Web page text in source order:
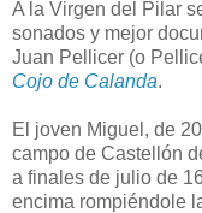
A la Virgen del Pilar
sonados y mejor
Juan Pellicer (o
Cojo de Calanda.
El joven Miguel, de
campo de Castellón
a finales de julio de
encima rompiéndole